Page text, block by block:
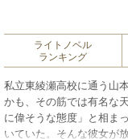
ライトノベル
ランキング
私立東綾瀬高校に通う山
かも、その筋では有名な
に偉そうな態度」と相ま
いていた。そんな彼女が